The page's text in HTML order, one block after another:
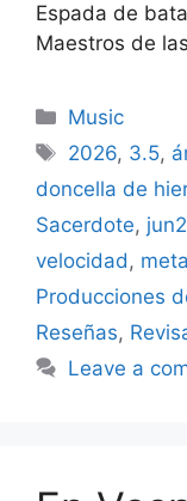
Espada de
Maestros de
Categories
Music
Tags
2026, 3.5,
doncella de
Sacerdote,
velocidad,
Producciones
Reseñas,
Leave a